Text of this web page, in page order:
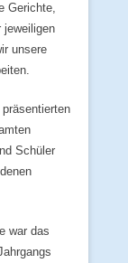
Gerichte,
jeweiligen
unsere
Schüler
war das